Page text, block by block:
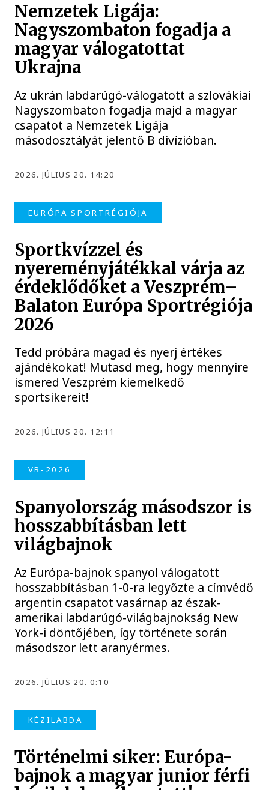
Nemzetek Ligája:
Nagyszombaton fogadja a
magyar válogatottat
Ukrajna
Az ukrán labdarúgó-válogatott a szlovákiai
Nagyszombaton fogadja majd a magyar
csapatot a Nemzetek Ligája
másodosztályát jelentő B divízióban.
2026. JÚLIUS 20. 14:20
EURÓPA SPORTRÉGIÓJA
Sportkvízzel és
nyereményjátékkal várja az
érdeklődőket a Veszprém–
Balaton Európa Sportrégiója
2026
Tedd próbára magad és nyerj értékes
ajándékokat! Mutasd meg, hogy mennyire
ismered Veszprém kiemelkedő
sportsikereit!
2026. JÚLIUS 20. 12:11
VB-2026
Spanyolország másodszor is
hosszabbításban lett
világbajnok
Az Európa-bajnok spanyol válogatott
hosszabbításban 1-0-ra legyőzte a címvédő
argentin csapatot vasárnap az észak-
amerikai labdarúgó-világbajnokság New
York-i döntőjében, így története során
másodszor lett aranyérmes.
2026. JÚLIUS 20. 0:10
KÉZILABDA
Történelmi siker: Európa-
bajnok a magyar junior férfi